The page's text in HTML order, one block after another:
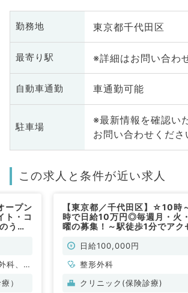
勤務地 東京都千代田区
最寄り駅 ※詳細はお問い合わ
自動車通勤 車通勤可能
駐車場
※最新情報を確認い
お問い合わせくださ
この求人と条件が近い求人
ープン
ト・コ
うち1
科、脳
皮膚
）
【東京都／千代田区】☆10時
時で日給10万円◎毎週月・火
曜の募集！～駅徒歩1分でアク
日給100,000円
整形外科
クリニック(保険診療)